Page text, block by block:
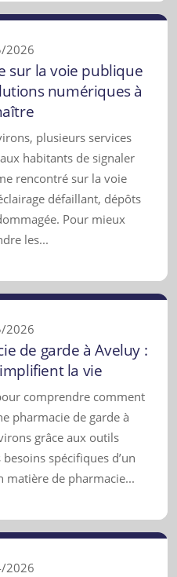
2026
sur la voie publique
numériques à
plusieurs services
habitants de signaler
rencontré sur la voie
défaillant, dépôts
Pour mieux
les...
2026
de garde à Aveluy :
la vie
comprendre comment
pharmacie de garde à
grâce aux outils
spécifiques d’un
matière de pharmacie...
2026